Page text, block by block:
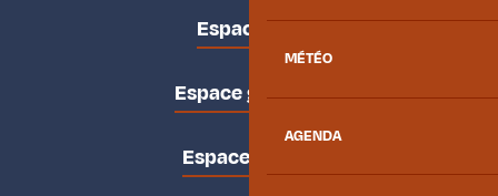
MÉTÉO
AGENDA
Espace pro
Espace groupes
Espace presse